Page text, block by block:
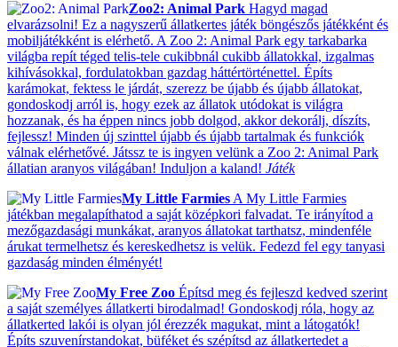
Zoo2: Animal Park Hagyd magad
elvarázsolni! Ez a nagyszerű állatkertes játék böngészős játékként és
mobiljátékként is elérhető. A Zoo 2: Animal Park egy tarkabarka
világba repít téged telis-tele cukibbnál cukibb állatokkal, izgalmas
kihívásokkal, fordulatokban gazdag háttértörténettel. Építs
karámokat, fektess le járdát, szerezz be újabb és újabb állatokat,
gondoskodj arról is, hogy ezek az állatok utódokat is világra
hozzanak, és ha éppen nincs jobb dolgod, akkor dekorálj, díszíts,
fejlessz! Minden új szinttel újabb és újabb tartalmak és funkciók
válnak elérhetővé. Játssz te is ingyen velünk a Zoo 2: Animal Park
állatian aranyos világában! Induljon a kaland! Játék
My Little Farmies A My Little Farmies
játékban megalapíthatod a saját középkori falvadat. Te irányítod a
mezőgazdasági munkákat, aranyos állatokat tarthatsz, mindenféle
árukat termelhetsz és kereskedhetsz is velük. Fedezd fel egy tanyasi
gazdaság minden élményét!
My Free Zoo Építsd meg és fejleszd kedved szerint
a saját személyes állatkerti birodalmad! Gondoskodj róla, hogy az
állatkerted lakói is olyan jól érezzék magukat, mint a látogatók!
Építs szuvenírstandokat, büféket és szépítsd az állatkertedet a